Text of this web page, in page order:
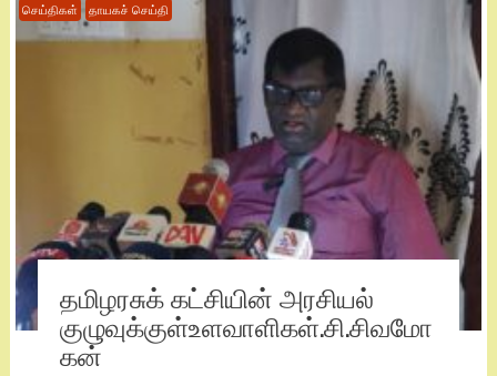
செய்திகள் தாயகச் செய்தி
தமிழரசுக் கட்சியின் அரசியல்
குழுவுக்குள்உளவாளிகள்.சி.சிவமோ
கன்